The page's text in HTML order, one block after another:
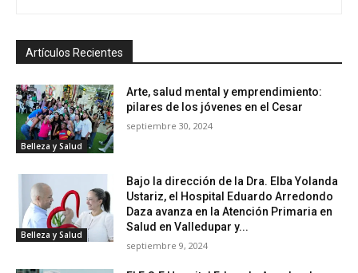
Artículos Recientes
Belleza y Salud
Arte, salud mental y emprendimiento:
pilares de los jóvenes en el Cesar
septiembre 30, 2024
Belleza y Salud
Bajo la dirección de la Dra. Elba Yolanda
Ustariz, el Hospital Eduardo Arredondo
Daza avanza en la Atención Primaria en
Salud en Valledupar y...
septiembre 9, 2024